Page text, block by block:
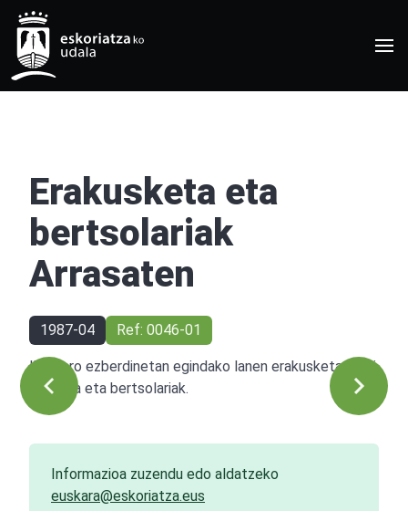
Erakusketa eta
bertsolariak
Arrasaten
1987-04 Ref: 0046-01
Ikastaro ezberdinetan egindako lanen erakusketa, herri
bazkaria eta bertsolariak.
Informazioa zuzendu edo aldatzeko
euskara@eskoriatza.eus